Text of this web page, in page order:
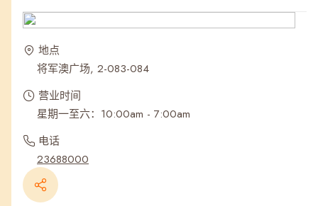
最近搜寻纪录
地点
将军澳广场, 2-083-084
营业时间
星期一至六：10:00am - 7:00am
电话
23688000